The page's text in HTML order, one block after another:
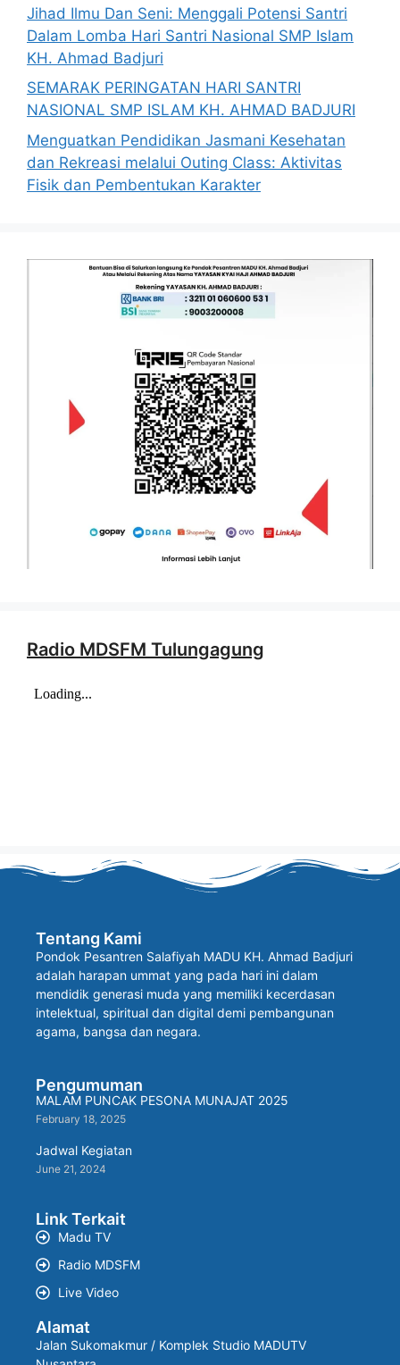
Jihad Ilmu Dan Seni: Menggali Potensi Santri
Dalam Lomba Hari Santri Nasional SMP Islam
KH. Ahmad Badjuri
SEMARAK PERINGATAN HARI SANTRI
NASIONAL SMP ISLAM KH. AHMAD BADJURI
Menguatkan Pendidikan Jasmani Kesehatan
dan Rekreasi melalui Outing Class: Aktivitas
Fisik dan Pembentukan Karakter
Radio MDSFM Tulungagung
Tentang Kami
Pondok Pesantren Salafiyah MADU KH. Ahmad Badjuri
adalah harapan ummat yang pada hari ini dalam
mendidik generasi muda yang memiliki kecerdasan
intelektual, spiritual dan digital demi pembangunan
agama, bangsa dan negara.
Pengumuman
MALAM PUNCAK PESONA MUNAJAT 2025
February 18, 2025
Jadwal Kegiatan
June 21, 2024
Link Terkait
Madu TV
Radio MDSFM
Live Video
Alamat
Jalan Sukomakmur / Komplek Studio MADUTV